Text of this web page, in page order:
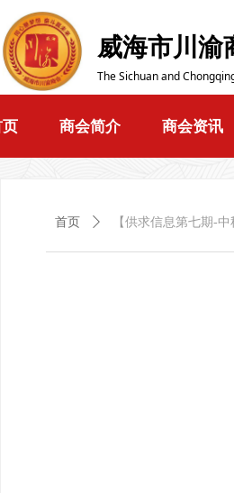
威海市川渝
The Sichuan and
商会简介 商会资讯
首页 ꄲ 【供求信息第七期-